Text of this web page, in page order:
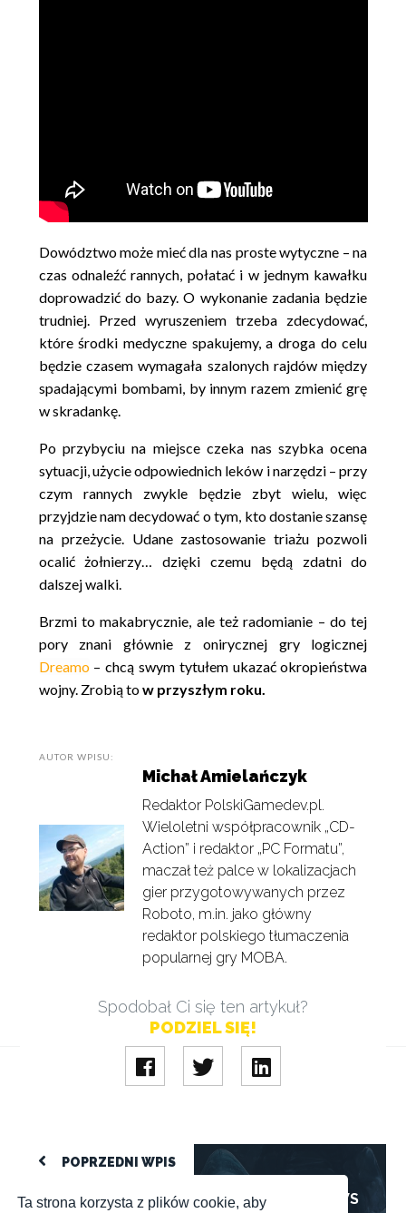
Ta strona korzysta z plików cookie, aby
Dowództwo może mieć dla nas proste wytyczne – na
czas odnaleźć rannych, połatać i w jednym kawałku
doprowadzić do bazy. O wykonanie zadania będzie
trudniej. Przed wyruszeniem trzeba zdecydować,
które środki medyczne spakujemy, a droga do celu
będzie czasem wymagała szalonych rajdów między
spadającymi bombami, by innym razem zmienić grę
w skradankę.
Po przybyciu na miejsce czeka nas szybka ocena
sytuacji, użycie odpowiednich leków i narzędzi – przy
czym rannych zwykle będzie zbyt wielu, więc
przyjdzie nam decydować o tym, kto dostanie szansę
na przeżycie. Udane zastosowanie triażu pozwoli
ocalić żołnierzy… dzięki czemu będą zdatni do
dalszej walki.
Brzmi to makabrycznie, ale też radomianie – do tej
pory znani głównie z onirycznej gry logicznej
Dreamo– chcą swym tytułem ukazać okropieństwa
wojny. Zrobią tow przyszłym roku.
AUTOR WPISU:
Michał Amielańczyk
Redaktor PolskiGamedev.pl.
Wieloletni współpracownik „CD-
Action” i redaktor „PC Formatu”,
maczał też palce w lokalizacjach
gier przygotowywanych przez
Roboto, m.in. jako główny
redaktor polskiego tłumaczenia
popularnej gry MOBA.
Spodobał Ci się ten artykuł?
PODZIEL SIĘ!
Nemesis: Distress – Horror SF odda klimat planszówki
10.06.2020 NEWS
POPRZEDNI WPIS